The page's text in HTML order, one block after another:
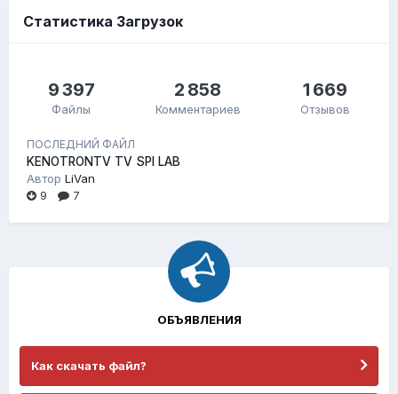
Статистика Загрузок
9 397
Файлы
2 858
Комментариев
1 669
Отзывов
ПОСЛЕДНИЙ ФАЙЛ
KENOTRONTV TV SPI LAB
Автор LiVan
9
7
ОБЪЯВЛЕНИЯ
Как скачать файл?